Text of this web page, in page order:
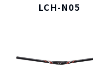
LCH-N05